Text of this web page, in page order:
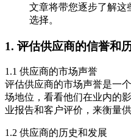
文章将带您逐步了解这
选择。
1. 评估供应商的信誉和
1.1 供应商的市场声誉
评估供应商的市场声誉是一
场地位，看看他们在业内的
业报告和客户评价，来衡量
1.2 供应商的历史和发展